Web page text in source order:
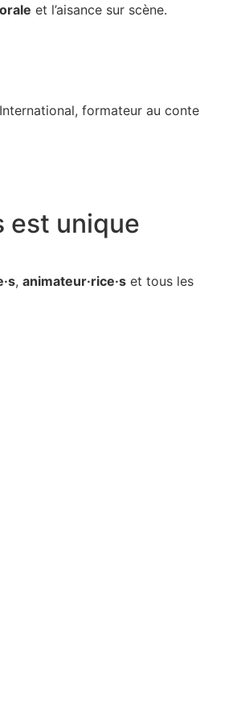
et l’aisance sur scène.
formateur au conte
est unique
, animateur·rice·s et tous les